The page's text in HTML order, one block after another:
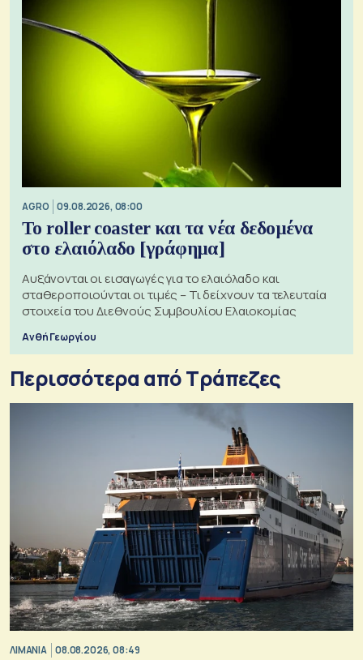
AGRO 09.08.2026, 08:00
Το roller coaster και τα νέα δεδομένα
στο ελαιόλαδο [γράφημα]
Αυξάνονται οι εισαγωγές για το ελαιόλαδο και
σταθεροποιούνται οι τιμές – Τι δείχνουν τα τελευταία
στοιχεία του Διεθνούς Συμβουλίου Ελαιοκομίας
Ανθή Γεωργίου
Περισσότερα από Τράπεζες
ΛΙΜΑΝΙΑ 08.08.2026, 08:49